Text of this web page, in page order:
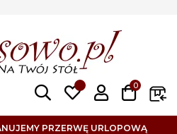
0
PRZERWĘ URLOPOWĄ